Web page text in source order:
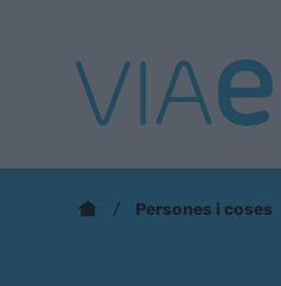
Persones i coses